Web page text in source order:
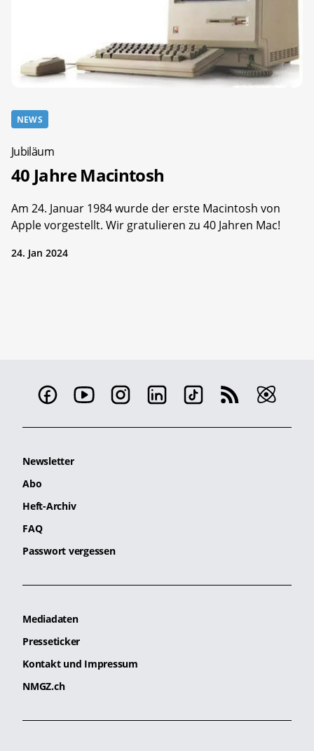
NEWS
Jubiläum
40 Jahre Macintosh
Am 24. Januar 1984 wurde der erste Macintosh von
Apple vorgestellt. Wir gratulieren zu 40 Jahren Mac!
24. Jan 2024
Newsletter
Abo
Heft-Archiv
FAQ
Passwort vergessen
Mediadaten
Presseticker
Kontakt und Impressum
NMGZ.ch